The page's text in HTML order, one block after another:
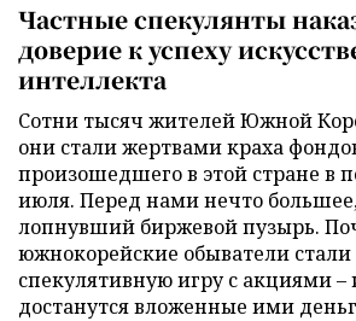
Частные спекулянты
доверие к успеху
интеллекта
Сотни тысяч жителей Южной
они стали жертвами краха
произошедшего в этой стране в
июля. Перед нами нечто
лопнувший биржевой пузырь.
южнокорейские обыватели стали
спекулятивную игру с акциями –
достанутся вложенные ими